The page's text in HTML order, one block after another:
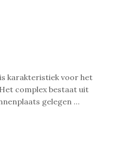
karakteristiek voor het
complex bestaat uit
gelegen …